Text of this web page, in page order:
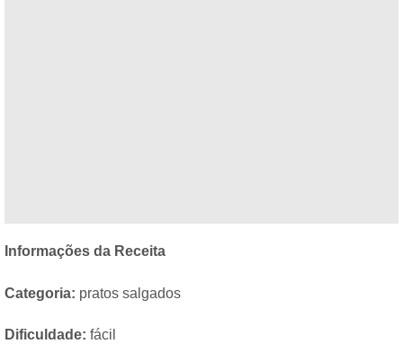
Informações da Receita
Categoria: pratos salgados
Dificuldade: fácil